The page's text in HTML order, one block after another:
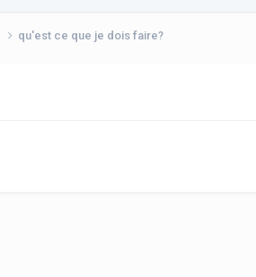
qu'est ce que je dois faire?